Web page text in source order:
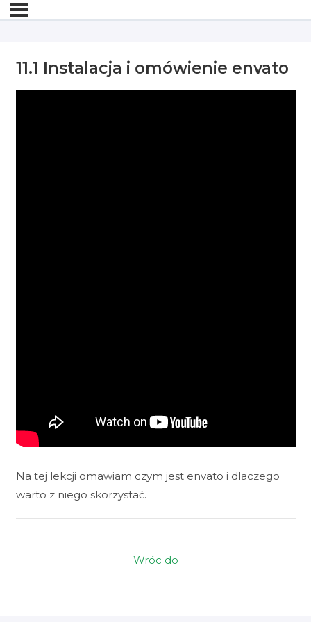
11.1 Instalacja i omówienie envato
Na tej lekcji omawiam czym jest envato i dlaczego
warto z niego skorzystać.
Wróc do